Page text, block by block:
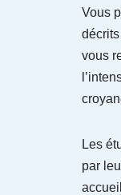
Vous
vous
Les
par